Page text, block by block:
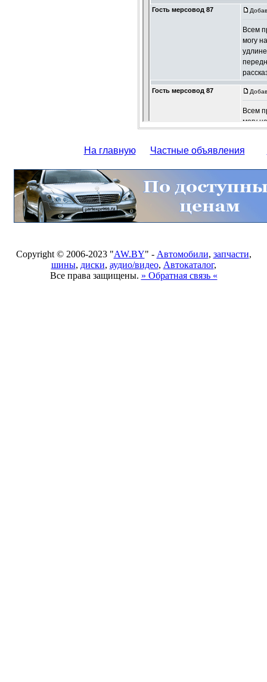
На главную Частные объявления
Copyright © 2006-2023 "AW.BY" - Автомобили, запчасти,
шины, диски, аудио/видео, Автокаталог,
Все права защищены. » Обратная связь «